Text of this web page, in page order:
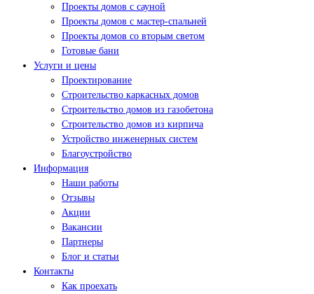
Проекты домов с сауной
Проекты домов с мастер-спальней
Проекты домов со вторым светом
Готовые бани
Услуги и цены
Проектирование
Строительство каркасных домов
Строительство домов из газобетона
Строительство домов из кирпича
Устройство инженерных систем
Благоустройство
Информация
Наши работы
Отзывы
Акции
Вакансии
Партнеры
Блог и статьи
Контакты
Как проехать